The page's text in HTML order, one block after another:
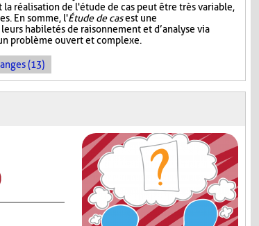
réalisation de l'étude de cas peut être très variable,
En somme, l'Étude de casest une
habiletés de raisonnement et d’analyse via
problème ouvert et complexe.
(13)